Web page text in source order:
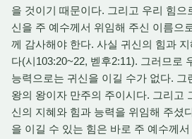
을 것이기 때문이다. 그리고 우리 힘으
신을 주 예수께서 위임해 주신 이름으
께 감사해야 한다. 사실 귀신의 힘과
다(시103:20~22, 벧후2:11). 그러므로
능력으로는 귀신을 이길 수가 없다. 그
왕의 왕이자 만주의 주이시다. 그리고
신의 지혜와 힘과 능력을 위임해 주셨
을 이길 수 있는 힘은 바로 주 예수께